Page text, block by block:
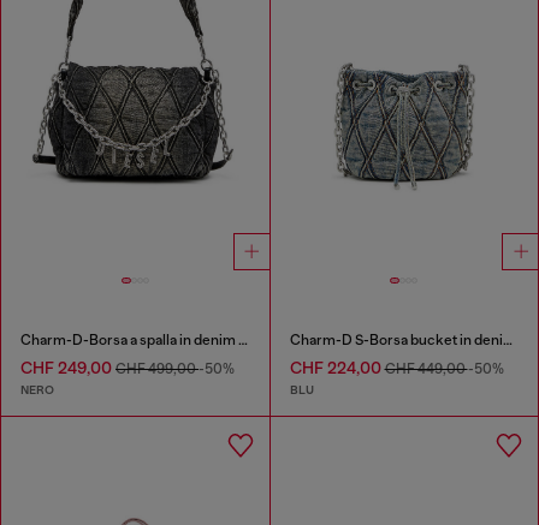
Charm-D-Borsa a spalla in denim trapuntato e trattato
CHF 249,00 CHF 499,00-50%
NERO
Charm-D S-Borsa bucket in denim trapuntato a rombi
CHF 224,00CHF 449,00-50%
BLU